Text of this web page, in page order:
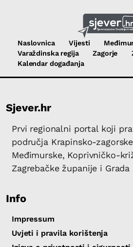
Naslovnica Vijesti
Varaždinska regija
Zagorje
Kalendar događanja
Sjever.hr
Prvi regionalni portal koji
područja Krapinsko-
Međimurske, Koprivničko-
Zagrebačke županije i Grada
Info
Impressum
Uvjeti i pravila korištenja